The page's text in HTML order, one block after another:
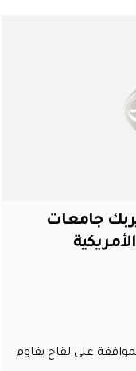
جامعات